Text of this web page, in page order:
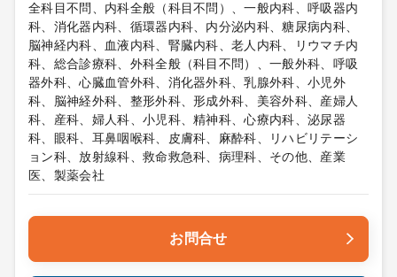
全科目不問、内科全般（科目不問）、一般内科、呼吸器内
科、消化器内科、循環器内科、内分泌内科、糖尿病内科、
脳神経内科、血液内科、腎臓内科、老人内科、リウマチ内
科、総合診療科、外科全般（科目不問）、一般外科、呼吸
器外科、心臓血管外科、消化器外科、乳腺外科、小児外
科、脳神経外科、整形外科、形成外科、美容外科、産婦人
科、産科、婦人科、小児科、精神科、心療内科、泌尿器
科、眼科、耳鼻咽喉科、皮膚科、麻酔科、リハビリテーシ
ョン科、放射線科、救命救急科、病理科、その他、産業
医、製薬会社
お問合せ